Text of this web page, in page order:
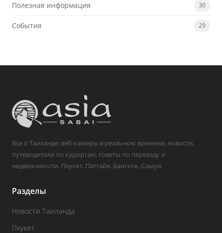
Полезная информация 30
События 29
Все о Таиланде: веб-камеры в реальном времени, новости,
путеводители по курортам, советы по переезду и
недвижимости. Пхукет, Паттайя, Бангкок, Самуи.
Разделы
Новости Таиланда
Пхукет